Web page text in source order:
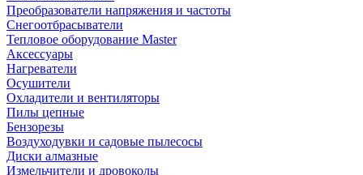
Преобразователи напряжения и частоты
Снегоотбрасыватели
Тепловое оборудование Master
Аксессуары
Нагреватели
Осушители
Охладители и вентиляторы
Пилы цепные
Бензорезы
Воздуходувки и садовые пылесосы
Диски алмазные
Измельчители и дровоколы